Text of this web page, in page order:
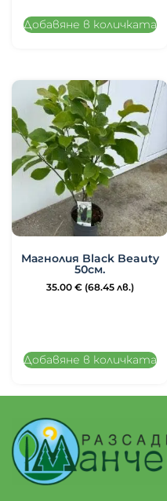
Добавяне в количката
Магнолия Black Beauty
50см.
35.00 € (68.45 лв.)
Добавяне в количката